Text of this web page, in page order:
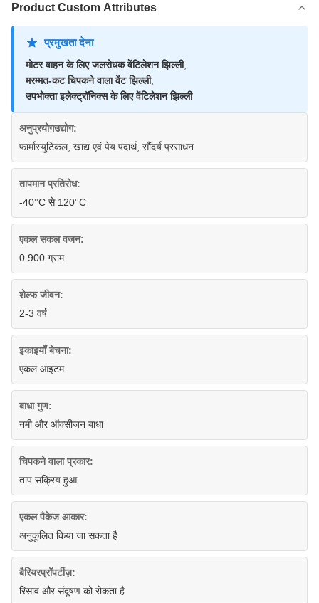
Product Custom Attributes
प्रमुखता देना
मोटर वाहन के लिए जलरोधक वेंटिलेशन झिल्ली,
मरम्मत-कट चिपकने वाला वेंट झिल्ली,
उपभोक्ता इलेक्ट्रॉनिक्स के लिए वेंटिलेशन झिल्ली
अनुप्रयोगउद्योग:
फार्मास्युटिकल, खाद्य एवं पेय पदार्थ, सौंदर्य प्रसाधन
तापमान प्रतिरोध:
-40°C से 120°C
एकल सकल वजन:
0.900 ग्राम
शेल्फ जीवन:
2-3 वर्ष
इकाइयाँ बेचना:
एकल आइटम
बाधा गुण:
नमी और ऑक्सीजन बाधा
चिपकने वाला प्रकार:
ताप सक्रिय हुआ
एकल पैकेज आकार:
अनुकूलित किया जा सकता है
बैरियरप्रॉपर्टीज़:
रिसाव और संदूषण को रोकता है